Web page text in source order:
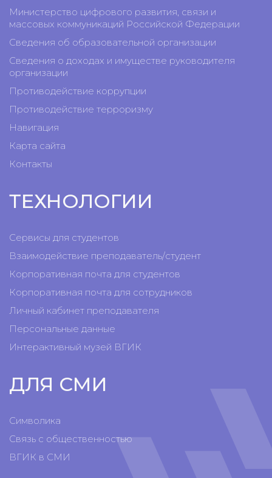
Министерство цифрового развития, связи и
массовых коммуникаций Российской Федерации
Сведения об образовательной организации
Сведения о доходах и имуществе руководителя
организации
Противодействие коррупции
Противодействие терроризму
Навигация
Карта сайта
Контакты
ТЕХНОЛОГИИ
Сервисы для студентов
Взаимодействие преподаватель/студент
Корпоративная почта для студентов
Корпоративная почта для сотрудников
Личный кабинет преподавателя
Персональные данные
Интерактивный музей ВГИК
ДЛЯ СМИ
Символика
Связь с общественностью
ВГИК в СМИ